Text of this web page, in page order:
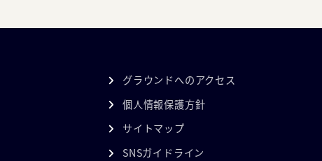
グラウンドへのアクセス
個人情報保護方針
サイトマップ
SNSガイドライン